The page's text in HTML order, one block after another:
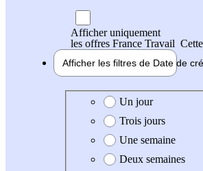
Afficher uniquement
les offres France Travail
Afficher les filtres de Date de
Date de création de l'offre
Un jour
Trois jours
Une semaine
Deux semaines